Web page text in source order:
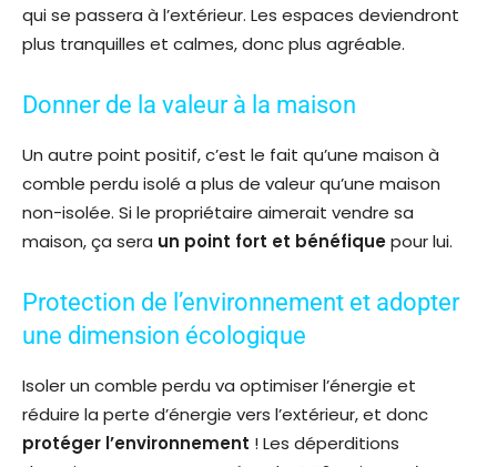
qui se passera à l’extérieur. Les espaces deviendront
plus tranquilles et calmes, donc plus agréable.
Donner de la valeur à la maison
Un autre point positif, c’est le fait qu’une maison à
comble perdu isolé a plus de valeur qu’une maison
non-isolée. Si le propriétaire aimerait vendre sa
maison, ça sera un point fort et bénéfiquepour lui.
Protection de l’environnement et adopter
une dimension écologique
Isoler un comble perdu va optimiser l’énergie et
réduire la perte d’énergie vers l’extérieur, et donc
protéger l’environnement ! Les déperditions